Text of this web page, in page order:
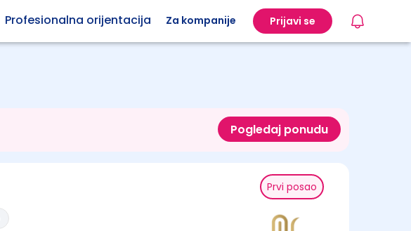
Profesionalna orijentacija Za kompanije Prijavi se
Pogledaj ponudu
Prvi posao